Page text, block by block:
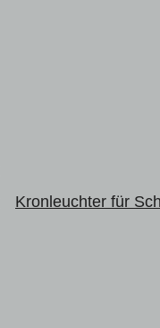
Kronleuchter für